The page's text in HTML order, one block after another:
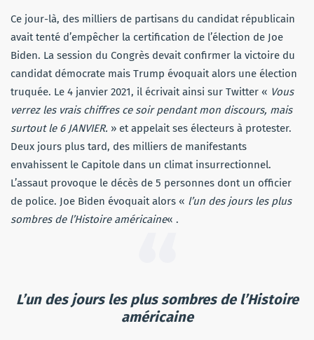
Ce jour-là, des milliers de partisans du candidat républicain
avait tenté d’empêcher la certification de l’élection de Joe
Biden. La session du Congrès devait confirmer la victoire du
candidat démocrate mais Trump évoquait alors une élection
truquée. Le 4 janvier 2021, il écrivait ainsi sur Twitter « Vous
verrez les vrais chiffres ce soir pendant mon discours, mais
surtout le 6 JANVIER. » et appelait ses électeurs à protester.
Deux jours plus tard, des milliers de manifestants
envahissent le Capitole dans un climat insurrectionnel.
L’assaut provoque le décès de 5 personnes dont un officier
de police. Joe Biden évoquait alors « l’un des jours les plus
sombres de l’Histoire américaine« .
L’un des jours les plus sombres de l’Histoire
américaine